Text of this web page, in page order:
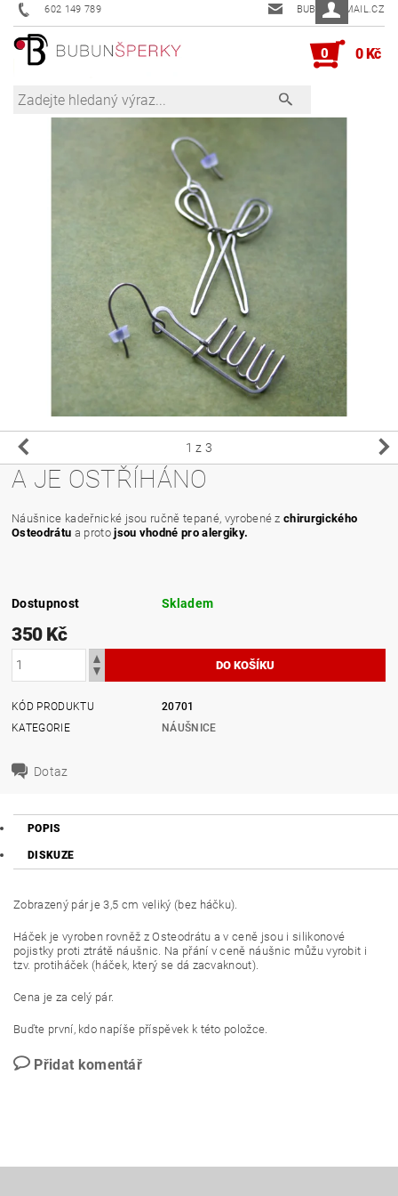
602 149 789 BUBUN@EMAIL.CZ
0 0 Kč
1 z 3
A JE OSTŘÍHÁNO
Náušnice kadeřnické jsou ručně tepané, vyrobené z chirurgického
Osteodrátu a protojsou vhodné pro alergiky.
Dostupnost Skladem
350 Kč
KÓD PRODUKTU
20701
KATEGORIE
NÁUŠNICE
Dotaz
POPIS
DISKUZE
Zobrazený pár je 3,5 cm veliký (bez háčku).
Háček je vyroben rovněž z Osteodrátu a v ceně jsou i silikonové
pojistky proti ztrátě náušnic. Na přání v ceně náušnic můžu vyrobit i
tzv. protiháček (háček, který se dá zacvaknout).
Cena je za celý pár.
Buďte první, kdo napíše příspěvek k této položce.
Přidat komentář